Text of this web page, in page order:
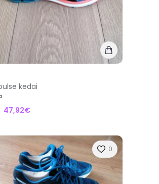
kedai
47,92€
0